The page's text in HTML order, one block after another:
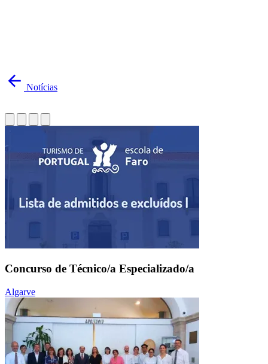
Notícias
Concurso de Técnico/a Especializado/a
Algarve